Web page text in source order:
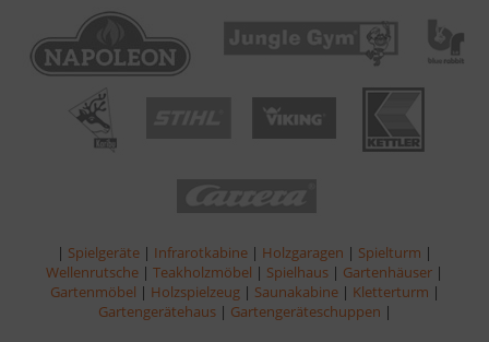
| Spielgeräte | Infrarotkabine | Holzgaragen | Spielturm |
Wellenrutsche | Teakholzmöbel | Spielhaus | Gartenhäuser |
Gartenmöbel | Holzspielzeug | Saunakabine | Kletterturm |
Gartengerätehaus | Gartengeräteschuppen |